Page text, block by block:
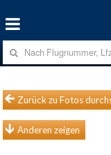
Zurück zu Fotos
Anderen zeigen